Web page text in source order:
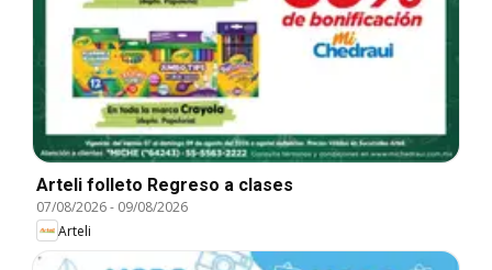
Arteli folleto Regreso a clases
07/08/2026- 09/08/2026
Arteli